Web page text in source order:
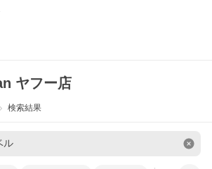
ヤフー店
検索結果